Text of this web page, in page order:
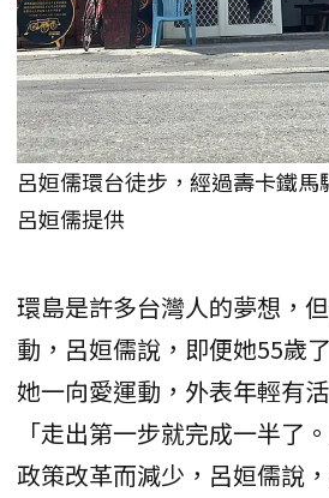
呂姮儒環台徒步，經過壽卡鐵
呂姮儒提供
環島是許多台灣人的夢想，
動，呂姮儒說，即便她55歲
她一向愛運動，外表年輕有
「走出第一步就完成一半了
政策改革而減少，呂姮儒說